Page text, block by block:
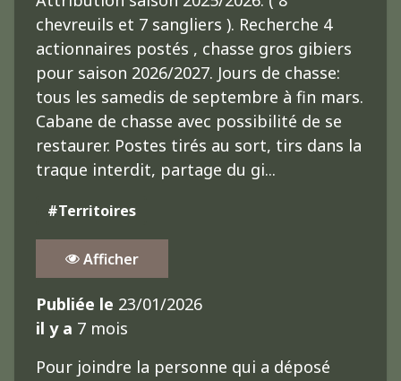
chevreuils et 7 sangliers ). Recherche 4
actionnaires postés , chasse gros gibiers
pour saison 2026/2027. Jours de chasse:
tous les samedis de septembre à fin mars.
Cabane de chasse avec possibilité de se
restaurer. Postes tirés au sort, tirs dans la
traque interdit, partage du gi...
#Territoires
Afficher
Publiée le 23/01/2026
il y a 7 mois
Pour joindre la personne qui a déposé